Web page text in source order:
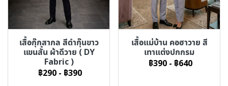
เสื้อกุ๊กสากล สีดำกุ๊นขาว
แขนสั้น ผ้าดีวาย ( DY
Fabric )
฿290 - ฿390
เสื้อแม่บ้าน คอฮาวาย สี
เทาแต่งปกกรม
฿390 - ฿640